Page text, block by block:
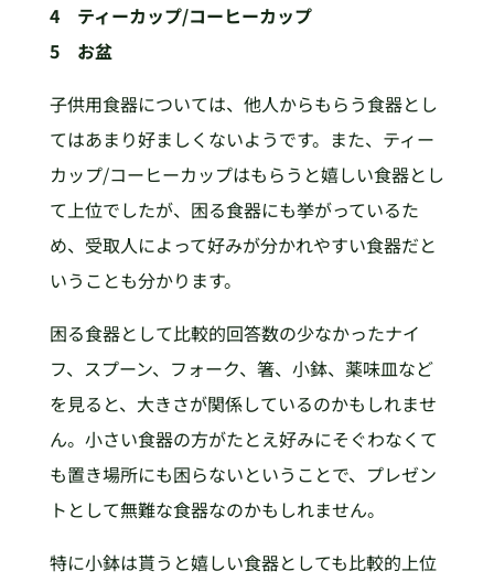
4 ティーカップ/コーヒーカップ
5 お盆
子供用食器については、他人からもらう食器とし
てはあまり好ましくないようです。また、ティー
カップ/コーヒーカップはもらうと嬉しい食器とし
て上位でしたが、困る食器にも挙がっているた
め、受取人によって好みが分かれやすい食器だと
いうことも分かります。
困る食器として比較的回答数の少なかったナイ
フ、スプーン、フォーク、箸、小鉢、薬味皿など
を見ると、大きさが関係しているのかもしれませ
ん。小さい食器の方がたとえ好みにそぐわなくて
も置き場所にも困らないということで、プレゼン
トとして無難な食器なのかもしれません。
特に小鉢は貰うと嬉しい食器としても比較的上位